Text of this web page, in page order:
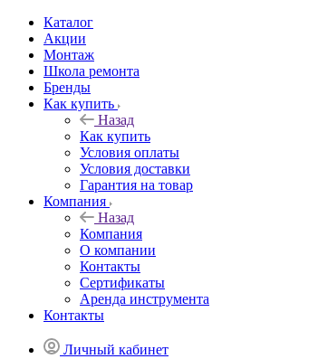
Каталог
Акции
Монтаж
Школа ремонта
Бренды
Как купить
Назад
Как купить
Условия оплаты
Условия доставки
Гарантия на товар
Компания
Назад
Компания
О компании
Контакты
Сертификаты
Аренда инструмента
Контакты
Личный кабинет